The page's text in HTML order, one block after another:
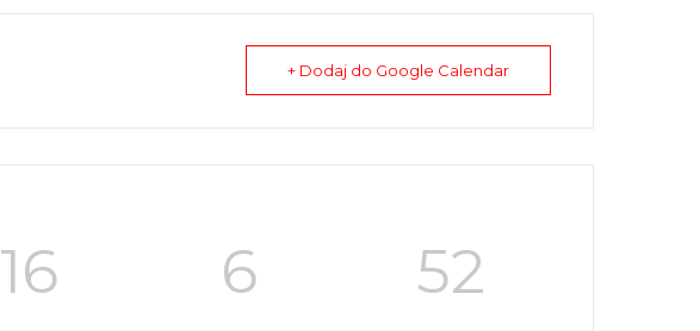
+ Dodaj do Google Calendar
16 6 52